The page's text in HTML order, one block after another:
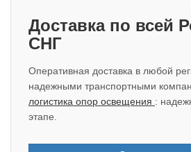
Доставка по всей
СНГ
Оперативная доставка в любой
надежными транспортными
логистика опор освещения :
этапе.